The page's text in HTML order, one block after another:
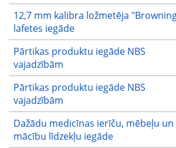
12,7 mm kalibra ložmetēja
lafetes iegāde
Pārtikas produktu iegāde NBS
vajadzībām
Pārtikas produktu iegāde NBS
vajadzībām
Dažādu medicīnas ierīču, mēbeļu un
mācību līdzekļu iegāde